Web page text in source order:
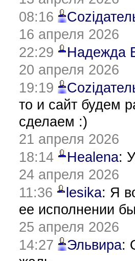
08:16
16 апреля 2026
22:29
Надежда
20 апреля 2026
19:19
то и сайт будем
сделаем :)
21 апреля 2026
18:14
Healena:
24 апреля 2026
11:36
lesika: Я
ее исполнении
25 апреля 2026
14:27
Эльвира: